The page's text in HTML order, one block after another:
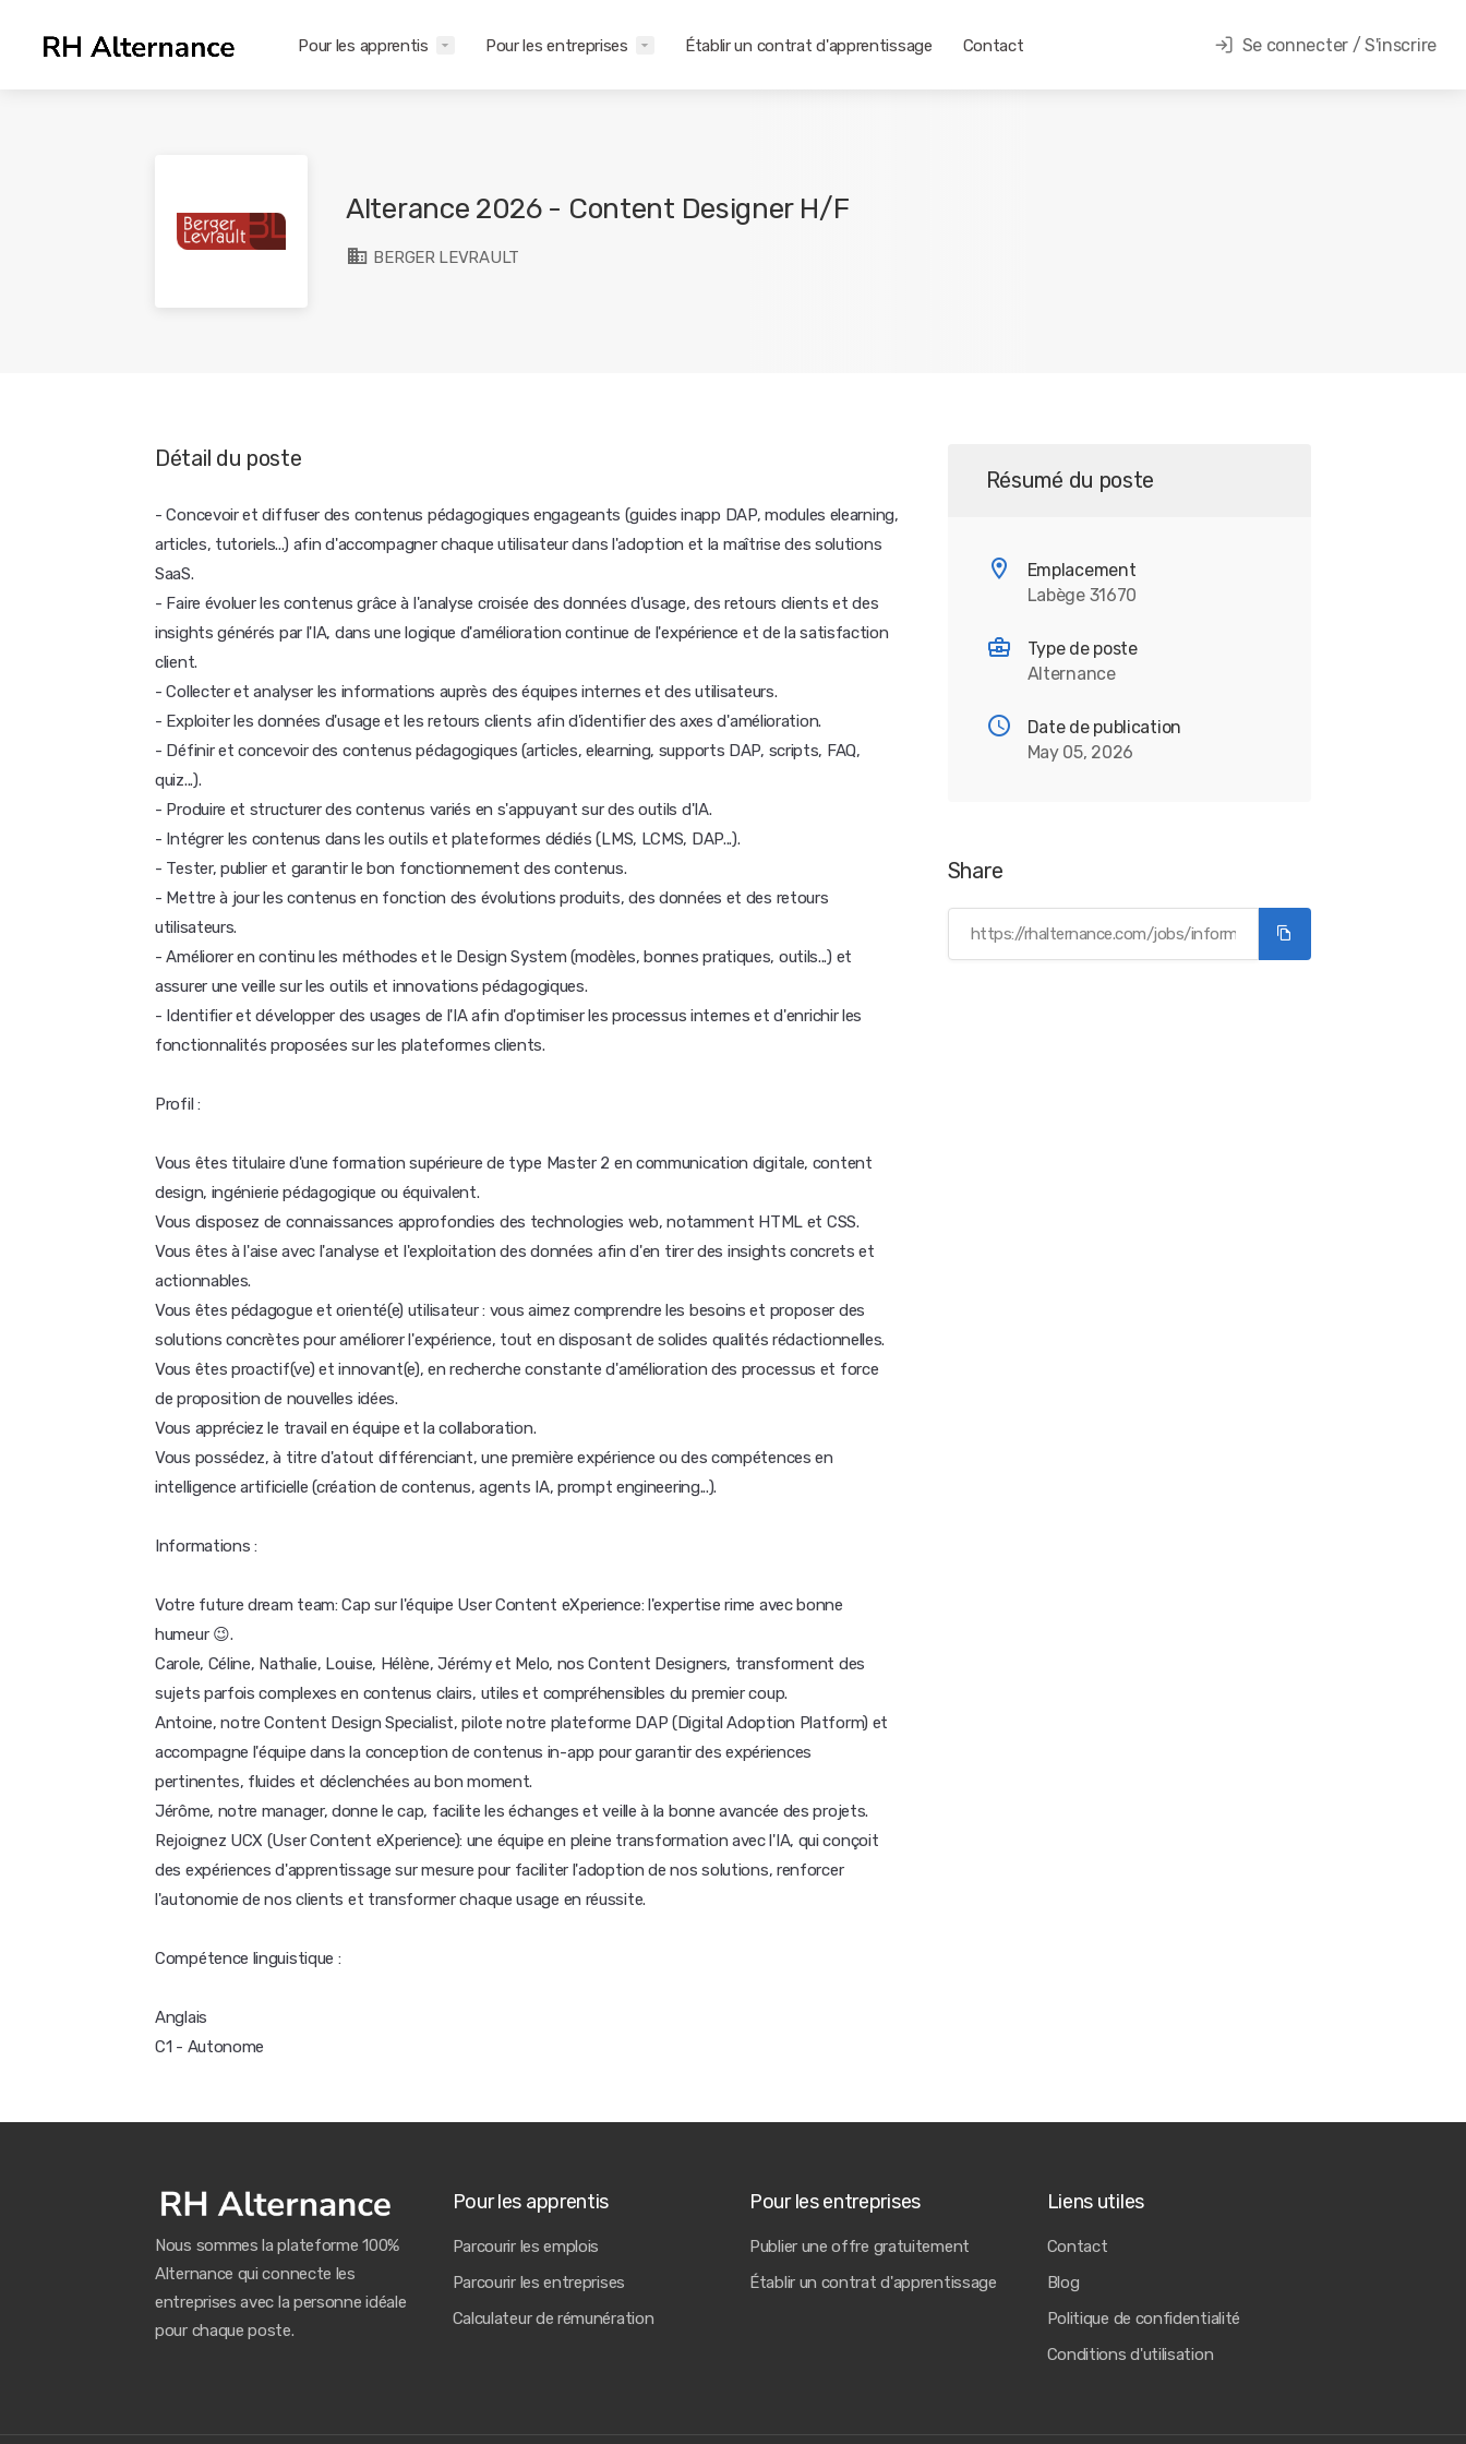
Pour les apprentis Pour les entreprises Établir un contrat d'apprentissage Contact Se connecter / S'inscrire
Alterance 2026 - Content Designer H/F
BERGER LEVRAULT
Détail du poste
- Concevoir et diffuser des contenus pédagogiques engageants (guides inapp DAP, modules elearning,
articles, tutoriels...) afin d'accompagner chaque utilisateur dans l'adoption et la maîtrise des solutions
SaaS.
- Faire évoluer les contenus grâce à l'analyse croisée des données d'usage, des retours clients et des
insights générés par l'IA, dans une logique d'amélioration continue de l'expérience et de la satisfaction
client.
- Collecter et analyser les informations auprès des équipes internes et des utilisateurs.
- Exploiter les données d'usage et les retours clients afin d'identifier des axes d'amélioration.
- Définir et concevoir des contenus pédagogiques (articles, elearning, supports DAP, scripts, FAQ,
quiz...).
- Produire et structurer des contenus variés en s'appuyant sur des outils d'IA.
- Intégrer les contenus dans les outils et plateformes dédiés (LMS, LCMS, DAP...).
- Tester, publier et garantir le bon fonctionnement des contenus.
- Mettre à jour les contenus en fonction des évolutions produits, des données et des retours
utilisateurs.
- Améliorer en continu les méthodes et le Design System (modèles, bonnes pratiques, outils...) et
assurer une veille sur les outils et innovations pédagogiques.
- Identifier et développer des usages de l'IA afin d'optimiser les processus internes et d'enrichir les
fonctionnalités proposées sur les plateformes clients.
Profil :
Vous êtes titulaire d'une formation supérieure de type Master 2 en communication digitale, content
design, ingénierie pédagogique ou équivalent.
Vous disposez de connaissances approfondies des technologies web, notamment HTML et CSS.
Vous êtes à l'aise avec l'analyse et l'exploitation des données afin d'en tirer des insights concrets et
actionnables.
Vous êtes pédagogue et orienté(e) utilisateur : vous aimez comprendre les besoins et proposer des
solutions concrètes pour améliorer l'expérience, tout en disposant de solides qualités rédactionnelles.
Vous êtes proactif(ve) et innovant(e), en recherche constante d'amélioration des processus et force
de proposition de nouvelles idées.
Vous appréciez le travail en équipe et la collaboration.
Vous possédez, à titre d'atout différenciant, une première expérience ou des compétences en
intelligence artificielle (création de contenus, agents IA, prompt engineering...).
Informations :
Votre future dream team: Cap sur l'équipe User Content eXperience: l'expertise rime avec bonne
humeur 😉.
Carole, Céline, Nathalie, Louise, Hélène, Jérémy et Melo, nos Content Designers, transforment des
sujets parfois complexes en contenus clairs, utiles et compréhensibles du premier coup.
Antoine, notre Content Design Specialist, pilote notre plateforme DAP (Digital Adoption Platform) et
accompagne l'équipe dans la conception de contenus in-app pour garantir des expériences
pertinentes, fluides et déclenchées au bon moment.
Jérôme, notre manager, donne le cap, facilite les échanges et veille à la bonne avancée des projets.
Rejoignez UCX (User Content eXperience): une équipe en pleine transformation avec l'IA, qui conçoit
des expériences d'apprentissage sur mesure pour faciliter l'adoption de nos solutions, renforcer
l'autonomie de nos clients et transformer chaque usage en réussite.
Compétence linguistique :
Anglais
C1 - Autonome
Résumé du poste
Emplacement
Labège 31670
Type de poste
Alternance
Date de publication
May 05, 2026
Share
Nous sommes la plateforme 100%
Alternance qui connecte les
entreprises avec la personne idéale
pour chaque poste.
Pour les apprentis
Parcourir les emplois
Parcourir les entreprises
Calculateur de rémunération
Pour les entreprises
Publier une offre gratuitement
Établir un contrat d'apprentissage
Liens utiles
Contact
Blog
Politique de confidentialité
Conditions d'utilisation